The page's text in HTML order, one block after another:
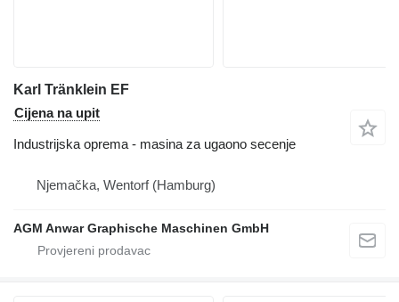
Karl Tränklein EF
Cijena na upit
Industrijska oprema - masina za ugaono secenje
Njemačka, Wentorf (Hamburg)
AGM Anwar Graphische Maschinen GmbH